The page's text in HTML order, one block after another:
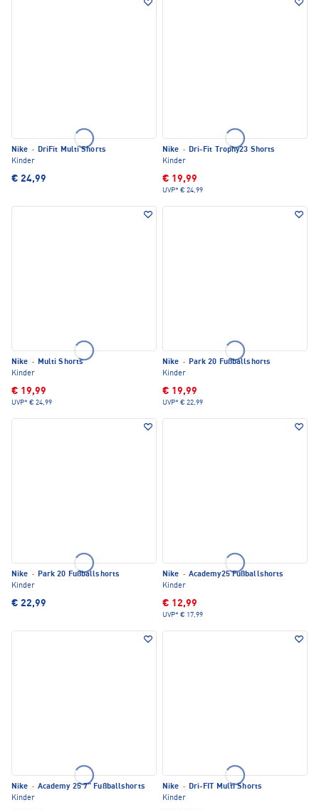
Nike · DriFit Multi Shorts
Kinder
€ 24,99
Nike · Dri-Fit Trophy23 Shorts
Kinder
€ 19,99
UVP* € 24,99
Nike · Multi Shorts
Kinder
€ 19,99
UVP* € 24,99
Nike · Park 20 Fußballshorts
Kinder
€ 19,99
UVP* € 22,99
Nike · Park 20 Fußballshorts
Kinder
€ 22,99
Nike · Academy25 Fußballshorts
Kinder
€ 12,99
UVP* € 17,99
Nike · Academy 25 7" Fußballshorts
Kinder
Nike · Dri-FIT Multi Shorts
Kinder